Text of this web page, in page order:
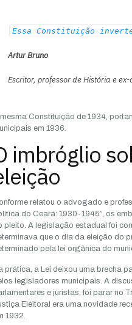
Essa Constituição
Artur Bruno
Escritor, professor de História e
Constituição de 1934,
em 1936.
imbróglio
relatou o advogado e
do Ceará: 1930-1945”, os
pleito. A legislação estadual foi
que o dia da eleição do
pela lei orgânica do
prática, a Lei deixou uma brecha
legisladores municipais. A
e juristas, foi parar no
Eleitoral era uma novidade
1932.